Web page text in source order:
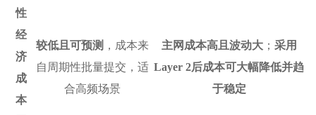
性
经
济
成
本
较低且可预测 ，成本来
自周期性批量提交，适
合高频场景
主网成本高且波动大； 采用
Layer 2后成本可大幅降低并趋
于稳定